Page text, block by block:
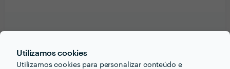
Utilizamos cookies
Utilizamos cookies para personalizar conteúdo e
Endereço de e-mail